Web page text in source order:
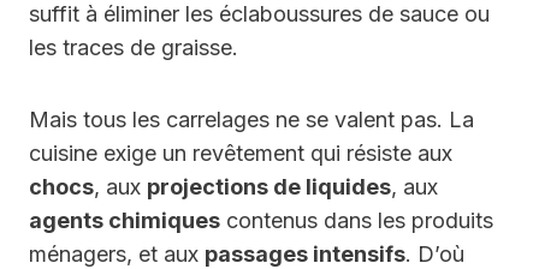
suffit à éliminer les éclaboussures de sauce ou
les traces de graisse.
Mais tous les carrelages ne se valent pas. La
cuisine exige un revêtement qui résiste aux
chocs, aux projections de liquides, aux
agents chimiques contenus dans les produits
ménagers, et aux passages intensifs. D’où